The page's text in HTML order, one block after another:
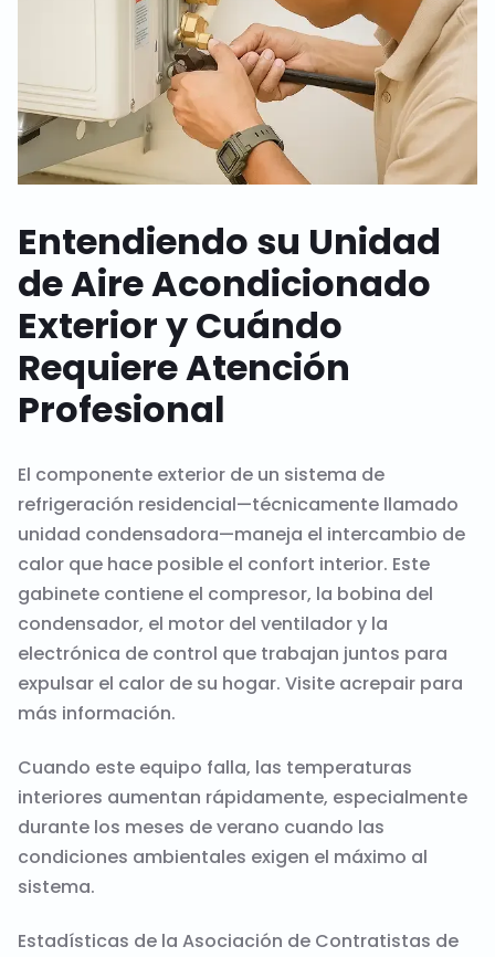
Entendiendo su Unidad
de Aire Acondicionado
Exterior y Cuándo
Requiere Atención
Profesional
El componente exterior de un sistema de
refrigeración residencial—técnicamente llamado
unidad condensadora—maneja el intercambio de
calor que hace posible el confort interior. Este
gabinete contiene el compresor, la bobina del
condensador, el motor del ventilador y la
electrónica de control que trabajan juntos para
expulsar el calor de su hogar. Visite acrepairpara
más información.
Cuando este equipo falla, las temperaturas
interiores aumentan rápidamente, especialmente
durante los meses de verano cuando las
condiciones ambientales exigen el máximo al
sistema.
Estadísticas de la Asociación de Contratistas de